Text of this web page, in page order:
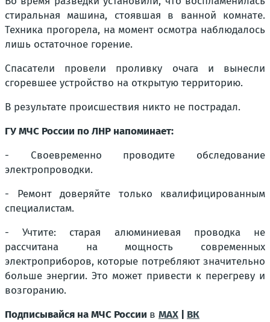
стиральная машина, стоявшая в ванной комнате.
Техника прогорела, на момент осмотра наблюдалось
лишь остаточное горение.
Спасатели провели проливку очага и вынесли
сгоревшее устройство на открытую территорию.
В результате происшествия никто не пострадал.
ГУ МЧС России по ЛНР напоминает:
- Своевременно проводите обследование
электропроводки.
- Ремонт доверяйте только квалифицированным
специалистам.
- Учтите: старая алюминиевая проводка не
рассчитана на мощность современных
электроприборов, которые потребляют значительно
больше энергии. Это может привести к перегреву и
возгоранию.
Подписывайся на МЧС России в MAX ВК